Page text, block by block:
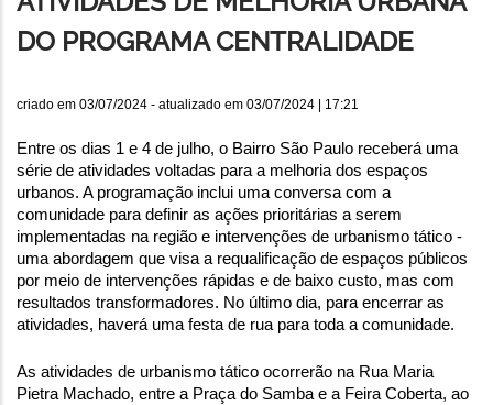
DO PROGRAMA CENTRALIDADE
criado em 03/07/2024 - atualizado em 03/07/2024 | 17:21
Entre os dias 1 e 4 de julho, o Bairro São Paulo receberá uma
série de atividades voltadas para a melhoria dos espaços
urbanos. A programação inclui uma conversa com a
comunidade para definir as ações prioritárias a serem
implementadas na região e intervenções de urbanismo tático -
uma abordagem que visa a requalificação de espaços públicos
por meio de intervenções rápidas e de baixo custo, mas com
resultados transformadores. No último dia, para encerrar as
atividades, haverá uma festa de rua para toda a comunidade.
As atividades de urbanismo tático ocorrerão na Rua Maria
Pietra Machado, entre a Praça do Samba e a Feira Coberta, ao